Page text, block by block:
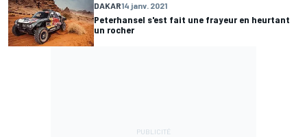
DAKAR14 janv. 2021
Peterhansel s'est fait une frayeur en heurtant
un rocher